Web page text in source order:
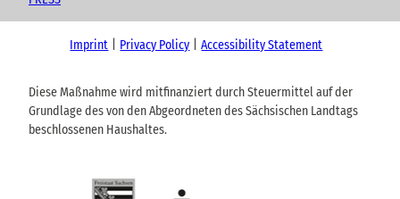
Imprint Privacy Policy Accessibility Statement
Diese Maßnahme wird mitfinanziert durch Steuermittel auf der
Grundlage des von den Abgeordneten des Sächsischen Landtags
beschlossenen Haushaltes.